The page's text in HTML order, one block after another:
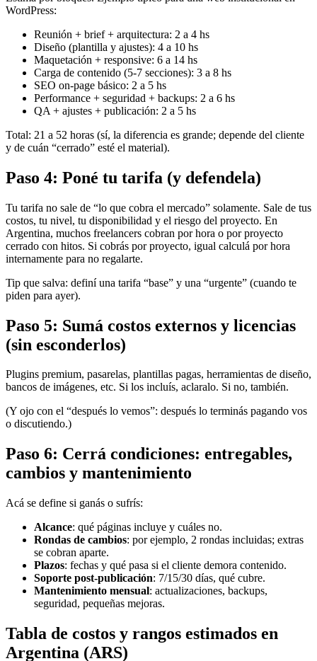
WordPress:
Reunión + brief + arquitectura: 2 a 4 hs
Diseño (plantilla y ajustes): 4 a 10 hs
Maquetación + responsive: 6 a 14 hs
Carga de contenido (5-7 secciones): 3 a 8 hs
SEO on-page básico: 2 a 5 hs
Performance + seguridad + backups: 2 a 6 hs
QA + ajustes + publicación: 2 a 5 hs
Total: 21 a 52 horas (sí, la diferencia es grande; depende del cliente
y de cuán “cerrado” esté el material).
Paso 4: Poné tu tarifa (y defendela)
Tu tarifa no sale de “lo que cobra el mercado” solamente. Sale de tus
costos, tu nivel, tu disponibilidad y el riesgo del proyecto. En
Argentina, muchos freelancers cobran por hora o por proyecto
cerrado con hitos. Si cobrás por proyecto, igual calculá por hora
internamente para no regalarte.
Tip que salva: definí una tarifa “base” y una “urgente” (cuando te
piden para ayer).
Paso 5: Sumá costos externos y licencias
(sin esconderlos)
Plugins premium, pasarelas, plantillas pagas, herramientas de diseño,
bancos de imágenes, etc. Si los incluís, aclaralo. Si no, también.
(Y ojo con el “después lo vemos”: después lo terminás pagando vos
o discutiendo.)
Paso 6: Cerrá condiciones: entregables,
cambios y mantenimiento
Acá se define si ganás o sufrís:
Alcance: qué páginas incluye y cuáles no.
Rondas de cambios: por ejemplo, 2 rondas incluidas; extras
se cobran aparte.
Plazos: fechas y qué pasa si el cliente demora contenido.
Soporte post-publicación: 7/15/30 días, qué cubre.
Mantenimiento mensual: actualizaciones, backups,
seguridad, pequeñas mejoras.
Tabla de costos y rangos estimados en
Argentina (ARS)